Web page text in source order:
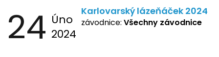
24 Úno
2024
Karlovarský lázeňáček 2024
závodnice: Všechny závodnice